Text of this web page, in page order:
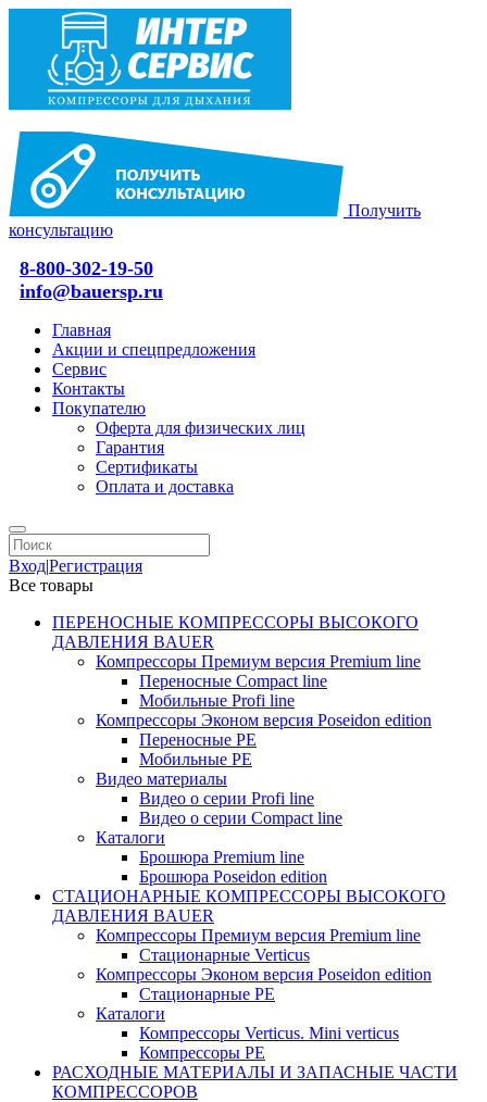
Получить
консультацию
8-800-302-19-50
info@bauersp.ru
Главная
Акции и спецпредложения
Сервис
Контакты
Покупателю
Оферта для физических лиц
Гарантия
Сертификаты
Оплата и доставка
Вход|Регистрация
Все товары
ПЕРЕНОСНЫЕ КОМПРЕССОРЫ ВЫСОКОГО
ДАВЛЕНИЯ BAUER
Компрессоры Премиум версия Premium line
Переносные Compact line
Мобильные Profi line
Компрессоры Эконом версия Poseidon edition
Переносные PE
Мобильные PE
Видео материалы
Видео о серии Profi line
Видео о серии Compact line
Каталоги
Брошюра Premium line
Брошюра Poseidon edition
СТАЦИОНАРНЫЕ КОМПРЕССОРЫ ВЫСОКОГО
ДАВЛЕНИЯ BAUER
Компрессоры Премиум версия Premium line
Стационарные Verticus
Компрессоры Эконом версия Poseidon edition
Стационарные PE
Каталоги
Компрессоры Verticus. Mini verticus
Компрессоры PE
РАСХОДНЫЕ МАТЕРИАЛЫ И ЗАПАСНЫЕ ЧАСТИ
КОМПРЕССОРОВ